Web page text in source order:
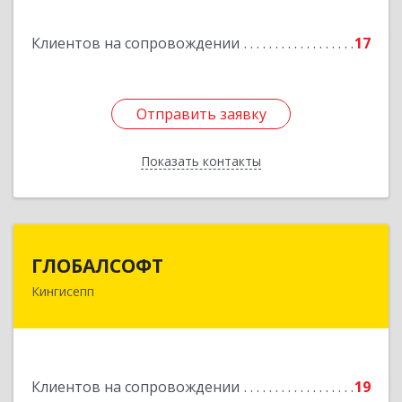
Клиентов на сопровождении 17
Отправить заявку
Показать контакты
Подробнее
Отправить заявку
Назад
ГЛОБАЛСОФТ
Кингисепп
Клиентов на сопровождении 19
188485, Ленинградская обл, Кингисеппский р-н,